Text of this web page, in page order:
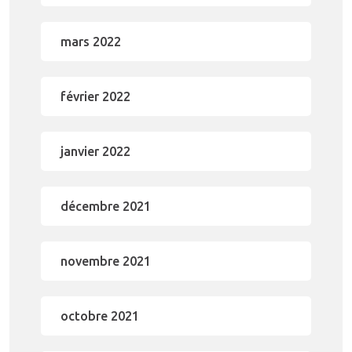
mars 2022
février 2022
janvier 2022
décembre 2021
novembre 2021
octobre 2021